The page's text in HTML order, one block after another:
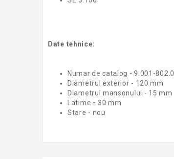
Date tehnice:
Numar de catalog - 9.001-802.0
Diametrul exterior - 120 mm
Diametrul mansonului - 15 mm
Latime - 30 mm
Stare - nou